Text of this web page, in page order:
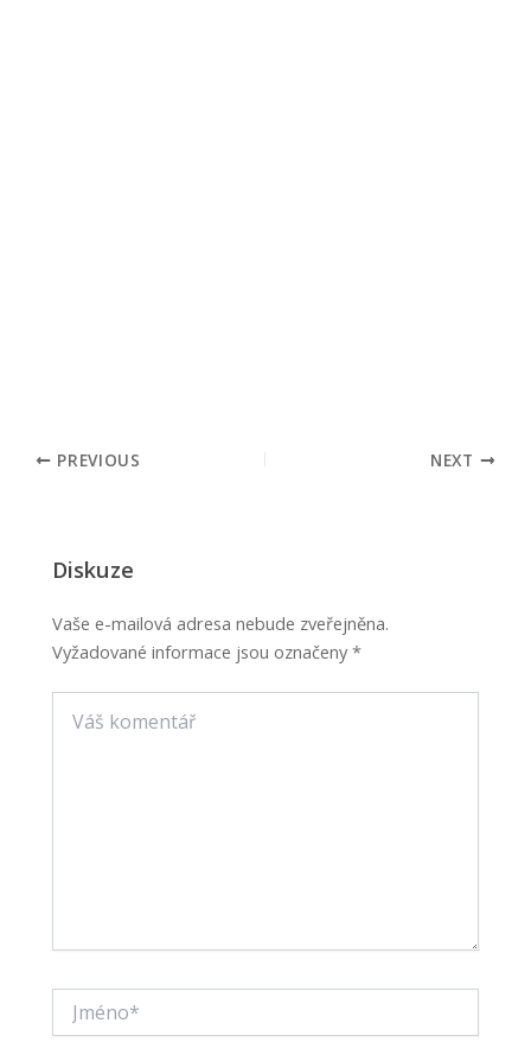
PREVIOUS NEXT
Diskuze
Vaše e-mailová adresa nebude zveřejněna.
Vyžadované informace jsou označeny*
komentář